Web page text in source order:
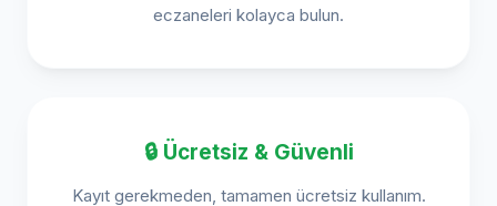
eczaneleri kolayca bulun.
🔒 Ücretsiz & Güvenli
Kayıt gerekmeden, tamamen ücretsiz kullanım.